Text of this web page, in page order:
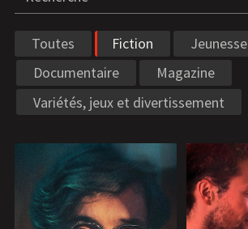
Toutes Fiction
Jeunesse
Documentaire
Magazine
Variétés, jeux et divertissement